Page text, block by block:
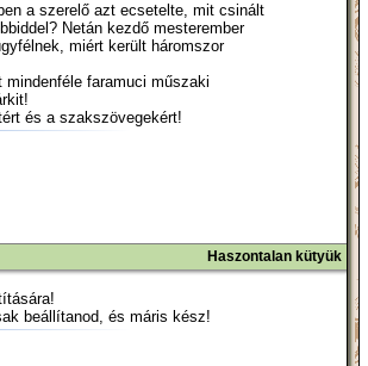
a szerelő azt ecsetelte, mit csinált
Netán kezdő mesterember
miért került háromszor
faramuci műszaki
és a szakszövegekért!
Haszontalan kütyük
beállítanod, és máris kész!